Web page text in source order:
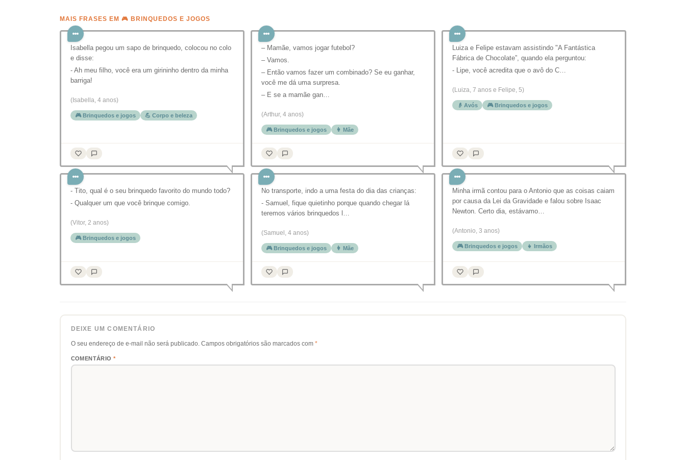
MAIS FRASES EM 🎮 BRINQUEDOS E JOGOS
Isabella pegou um sapo de brinquedo, colocou no colo
e disse:
- Ah meu filho, você era um girininho dentro da minha
barriga!
(Isabella, 4 anos)
🎮 Brinquedos e jogos 💪 Corpo e beleza
– Mamãe, vamos jogar futebol?
– Vamos.
– Então vamos fazer um combinado? Se eu ganhar,
você me dá uma surpresa.
– E se a mamãe gan…
(Arthur, 4 anos)
🎮 Brinquedos e jogos 👩 Mãe
Luiza e Felipe estavam assistindo "A Fantástica
Fábrica de Chocolate”, quando ela perguntou:
- Lipe, você acredita que o avô do C…
(Luiza, 7 anos e Felipe, 5)
👴 Avós 🎮 Brinquedos e jogos
- Tito, qual é o seu brinquedo favorito do mundo todo?
- Qualquer um que você brinque comigo.
(Vitor, 2 anos)
🎮 Brinquedos e jogos
No transporte, indo a uma festa do dia das crianças:
- Samuel, fique quietinho porque quando chegar lá
teremos vários brinquedos l…
(Samuel, 4 anos)
🎮 Brinquedos e jogos 👩 Mãe
Minha irmã contou para o Antonio que as coisas caiam
por causa da Lei da Gravidade e falou sobre Isaac
Newton. Certo dia, estávamo…
(Antonio, 3 anos)
🎮 Brinquedos e jogos 👧 Irmãos
DEIXE UM COMENTÁRIO
O seu endereço de e-mail não será publicado. Campos obrigatórios são marcados com *
COMENTÁRIO *